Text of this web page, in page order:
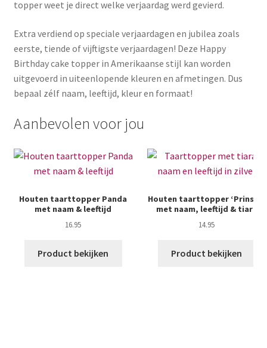
topper weet je direct welke verjaardag werd gevierd.
Extra verdiend op speciale verjaardagen en jubilea zoals
eerste, tiende of vijftigste verjaardagen! Deze Happy
Birthday cake topper in Amerikaanse stijl kan worden
uitgevoerd in uiteenlopende kleuren en afmetingen. Dus
bepaal zélf naam, leeftijd, kleur en formaat!
Aanbevolen voor jou
Houten taarttopper Panda
met naam & leeftijd
16.95
Product bekijken
Houten taarttopper ‘Prinses’
met naam, leeftijd & tiara
14.95
Product bekijken